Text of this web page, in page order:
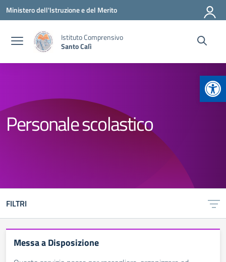
Vai ai contenuti
Vai al menu di navigazione
Vai al footer
Ministero dell'Istruzione e del Merito
Istituto Comprensivo
Santo Calì
Personale scolastico
FILTRI
Messa a Disposizione